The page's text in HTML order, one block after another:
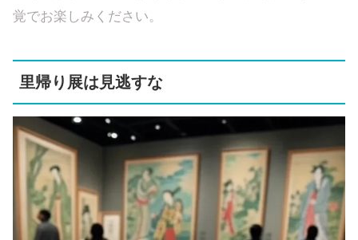
覚でお楽しみください。
里帰り展は見逃すな